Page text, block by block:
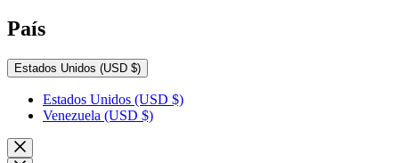
País
Estados Unidos (USD $)
Estados Unidos (USD $)
Venezuela (USD $)